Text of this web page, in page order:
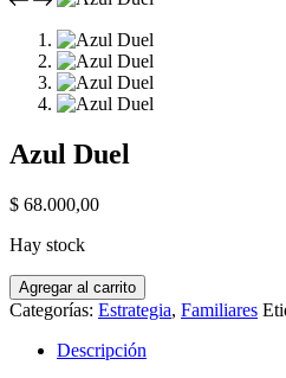
Azul Duel
$ 68.000,00
Hay stock
Azul
Duel
cantidad
Agregar al carrito
Categorías: Estrategia, Familiares
Descripción